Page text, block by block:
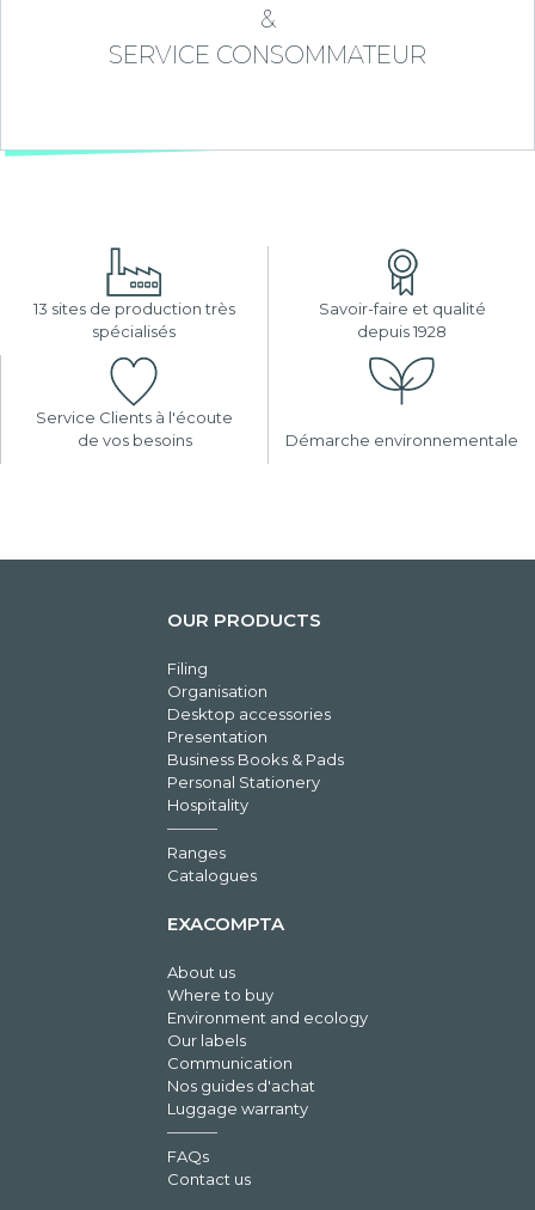
&
SERVICE CONSOMMATEUR
13 sites de production très
spécialisés
Savoir-faire et qualité
depuis 1928
Service Clients à l'écoute
de vos besoins
Démarche environnementale
OUR PRODUCTS
Filing
Organisation
Desktop accessories
Presentation
Business Books & Pads
Personal Stationery
Hospitality
Ranges
Catalogues
EXACOMPTA
About us
Where to buy
Environment and ecology
Our labels
Communication
Nos guides d'achat
Luggage warranty
FAQs
Contact us